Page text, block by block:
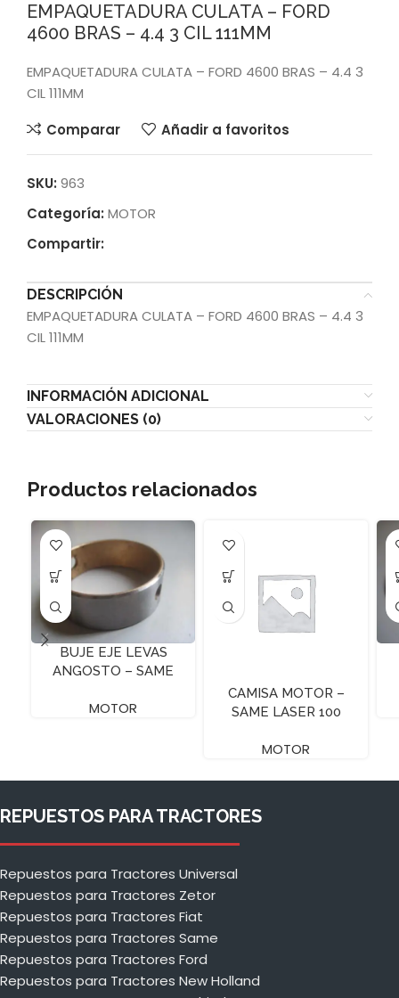
EMPAQUETADURA CULATA – FORD
4600 BRAS – 4.4 3 CIL 111MM
EMPAQUETADURA CULATA – FORD 4600 BRAS – 4.4 3
CIL 111MM
Comparar
Añadir a favoritos
SKU: 963
Categoría: MOTOR
Compartir:
DESCRIPCIÓN
EMPAQUETADURA CULATA – FORD 4600 BRAS – 4.4 3
CIL 111MM
INFORMACIÓN ADICIONAL
VALORACIONES (0)
Productos relacionados
BUJE EJE LEVAS
ANGOSTO – SAME
MOTOR
CAMISA MOTOR –
SAME LASER 100
MOTOR
REPUESTOS PARA TRACTORES
Repuestos para Tractores Universal
Repuestos para Tractores Zetor
Repuestos para Tractores Fiat
Repuestos para Tractores Same
Repuestos para Tractores Ford
Repuestos para Tractores New Holland